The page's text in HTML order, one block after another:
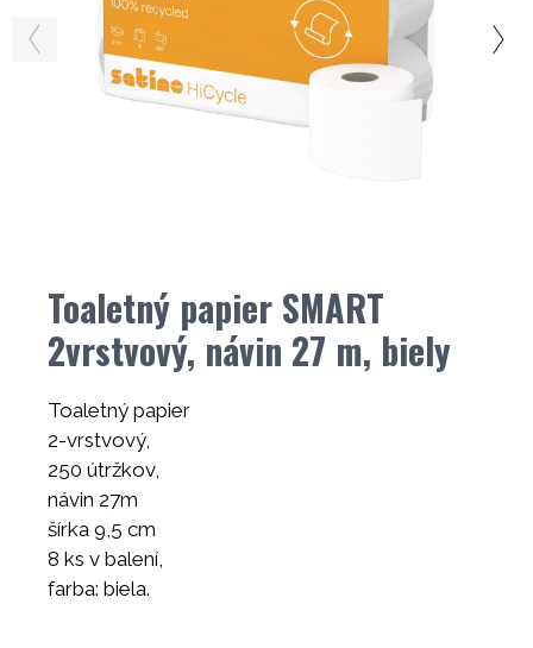
Toaletný papier SMART
2vrstvový, návin 27 m, biely
Toaletný papier
2-vrstvový,
250 útržkov,
návin 27m
šírka 9,5 cm
8 ks v balení,
farba: biela.